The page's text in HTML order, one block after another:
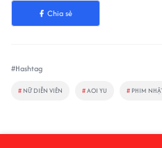
Chia sẻ
#Hashtag
# NỮ DIỄN VIÊN #AOI YU # PHIM